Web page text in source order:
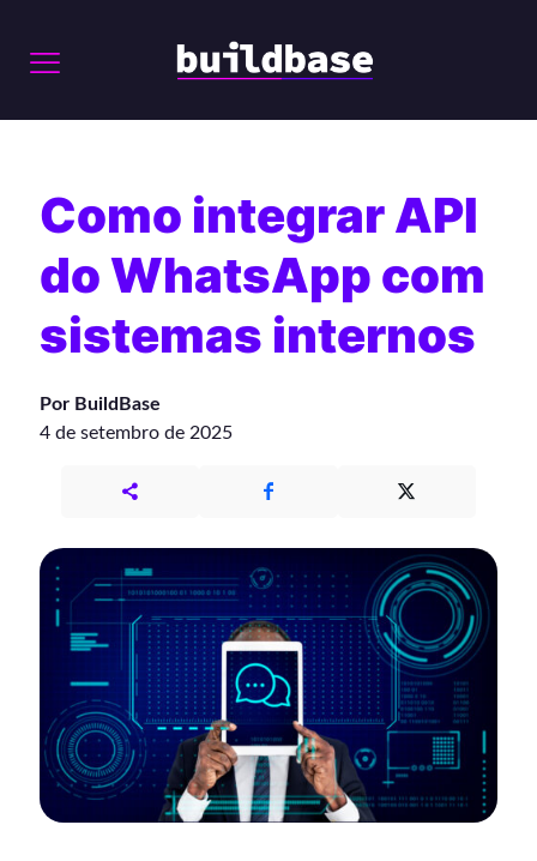
Como integrar API
do WhatsApp com
sistemas internos
Por BuildBase
4 de setembro de 2025